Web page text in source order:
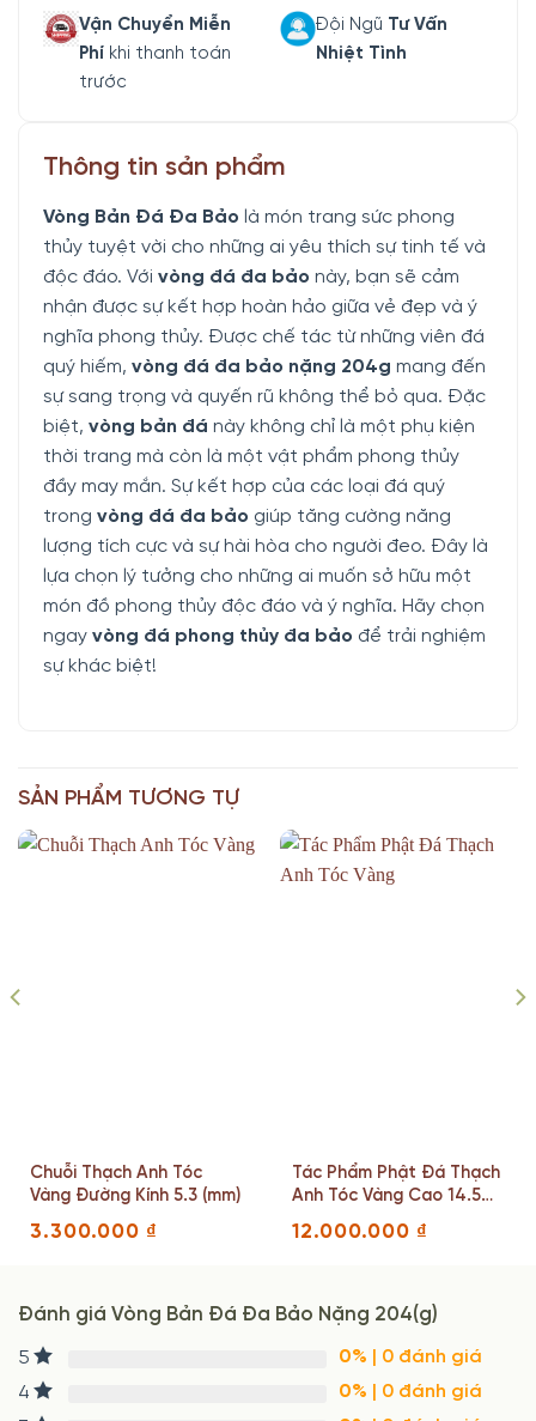
Vận Chuyển Miễn
Phí khi thanh toán
trước
Đội Ngũ Tư Vấn
Nhiệt Tình
Thông tin sản phẩm
Vòng Bản Đá Đa Bảo là món trang sức phong
thủy tuyệt vời cho những ai yêu thích sự tinh tế và
độc đáo. Với vòng đá đa bảo này, bạn sẽ cảm
nhận được sự kết hợp hoàn hảo giữa vẻ đẹp và ý
nghĩa phong thủy. Được chế tác từ những viên đá
quý hiếm, vòng đá đa bảo nặng 204g mang đến
sự sang trọng và quyến rũ không thể bỏ qua. Đặc
biệt, vòng bản đá này không chỉ là một phụ kiện
thời trang mà còn là một vật phẩm phong thủy
đầy may mắn. Sự kết hợp của các loại đá quý
trong vòng đá đa bảo giúp tăng cường năng
lượng tích cực và sự hài hòa cho người đeo. Đây là
lựa chọn lý tưởng cho những ai muốn sở hữu một
món đồ phong thủy độc đáo và ý nghĩa. Hãy chọn
ngay vòng đá phong thủy đa bảo để trải nghiệm
sự khác biệt!
SẢN PHẨM TƯƠNG TỰ
Chuỗi Thạch Anh Tóc
Vàng Đường Kính 5.3 (mm)
3.300.000 ₫
Tác Phẩm Phật Đá Thạch
Anh Tóc Vàng Cao 14.5
Ngang 6.7 Sâu 3.6 (cm)
Cân Nặng 367.71 (g)
12.000.000 ₫
Đánh giá Vòng Bản Đá Đa Bảo Nặng 204(g)
5 0% | 0 đánh giá
4
0% | 0 đánh giá